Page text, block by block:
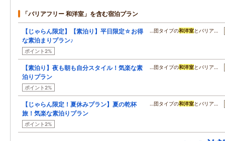
「バリアフリー 和洋室」を含む宿泊プラン
【じゃらん限定】【素泊り】平日限定☆お得
な素泊まりプラン♪
ポイント2%
…団タイプの和洋室とバリア…
【素泊り】夜も朝も自分スタイル！気楽な素
泊りプラン
ポイント2%
…団タイプの和洋室とバリア…
【じゃらん限定！夏休みプラン】夏の乾杯
旅！気楽な素泊りプラン
ポイント2%
…団タイプの和洋室とバリア…